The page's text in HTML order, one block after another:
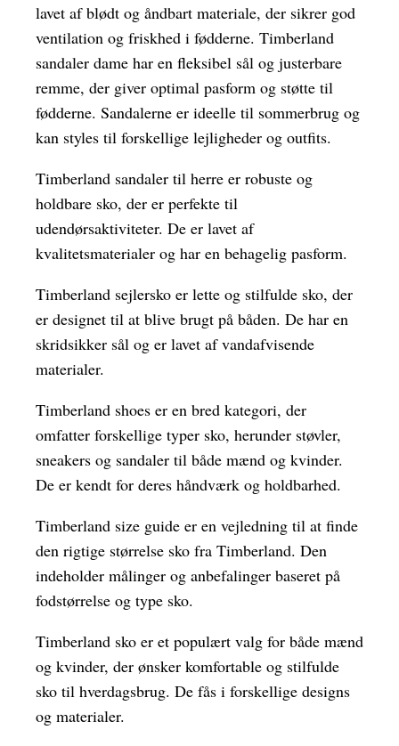
lavet af blødt og åndbart materiale, der sikrer god
ventilation og friskhed i fødderne. Timberland
sandaler dame har en fleksibel sål og justerbare
remme, der giver optimal pasform og støtte til
fødderne. Sandalerne er ideelle til sommerbrug og
kan styles til forskellige lejligheder og outfits.
Timberland sandaler til herre er robuste og
holdbare sko, der er perfekte til
udendørsaktiviteter. De er lavet af
kvalitetsmaterialer og har en behagelig pasform.
Timberland sejlersko er lette og stilfulde sko, der
er designet til at blive brugt på båden. De har en
skridsikker sål og er lavet af vandafvisende
materialer.
Timberland shoes er en bred kategori, der
omfatter forskellige typer sko, herunder støvler,
sneakers og sandaler til både mænd og kvinder.
De er kendt for deres håndværk og holdbarhed.
Timberland size guide er en vejledning til at finde
den rigtige størrelse sko fra Timberland. Den
indeholder målinger og anbefalinger baseret på
fodstørrelse og type sko.
Timberland sko er et populært valg for både mænd
og kvinder, der ønsker komfortable og stilfulde
sko til hverdagsbrug. De fås i forskellige designs
og materialer.